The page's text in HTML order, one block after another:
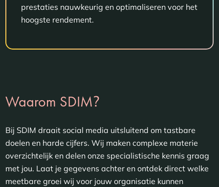
prestaties nauwkeurig en optimaliseren voor het
hoogste rendement.
Waarom SDIM?
Bij SDIM draait social media uitsluitend om tastbare
doelen en harde cijfers. Wij maken complexe materie
overzichtelijk en delen onze specialistische kennis graag
met jou. Laat je gegevens achter en ontdek direct welke
meetbare groei wij voor jouw organisatie kunnen